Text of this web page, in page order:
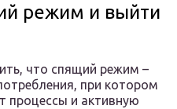
режим и выйти
что спящий режим –
при котором
процессы и активную